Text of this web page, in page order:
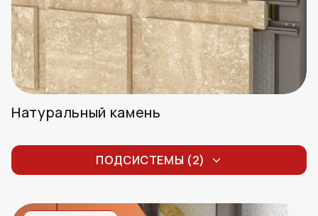
Натуральный камень без рустов
Натуральный камень
ПОДСИСТЕМЫ (2)